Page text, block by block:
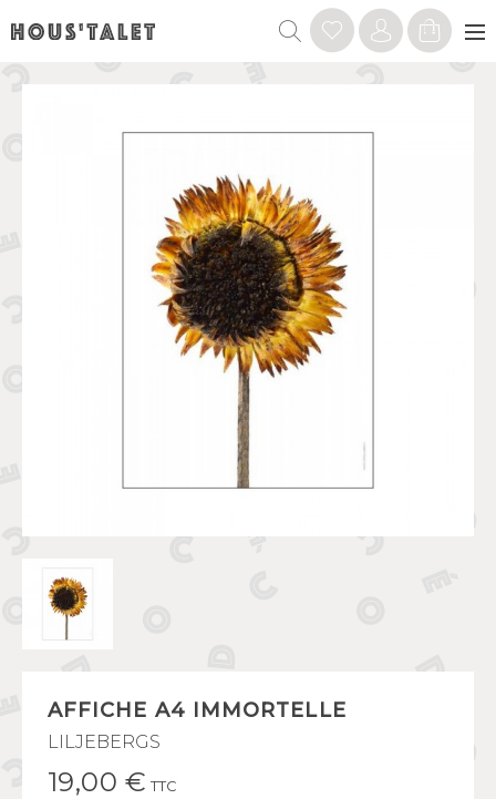
AFFICHE A4 IMMORTELLE
LILJEBERGS
19,00 € TTC